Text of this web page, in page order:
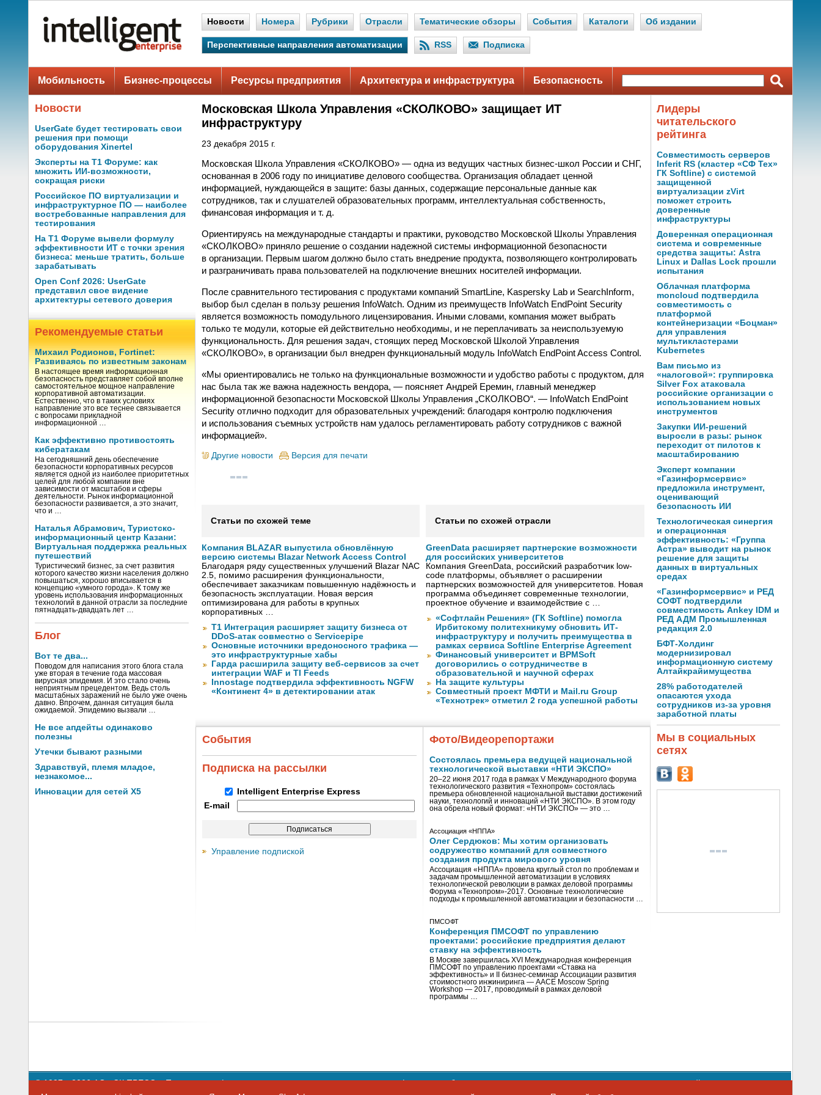
Новости Номера Рубрики Отрасли Тематические обзоры События Каталоги Об издании
Перспективные направления автоматизации RSS Подписка
Мобильность Бизнес-процессы Ресурсы предприятия Архитектура и инфраструктура Безопасность
Новости
UserGate будет тестировать свои
решения при помощи
оборудования Xinertel
Эксперты на Т1 Форуме: как
множить ИИ-возможности,
сокращая риски
Российское ПО виртуализации и
инфраструктурное ПО — наиболее
востребованные направления для
тестирования
На Т1 Форуме вывели формулу
эффективности ИТ с точки зрения
бизнеса: меньше тратить, больше
зарабатывать
Open Conf 2026: UserGate
представил свое видение
архитектуры сетевого доверия
Рекомендуемые статьи
Михаил Родионов, Fortinet:
Развиваясь по известным законам
В настоящее время информационная
безопасность представляет собой вполне
самостоятельное мощное направление
корпоративной автоматизации.
Естественно, что в таких условиях
направление это все теснее связывается
с вопросами прикладной
информационной …
Как эффективно противостоять
кибератакам
На сегодняшний день обеспечение
безопасности корпоративных ресурсов
является одной из наиболее приоритетных
целей для любой компании вне
зависимости от масштабов и сферы
деятельности. Рынок информационной
безопасности развивается, а это значит,
что и …
Наталья Абрамович, Туристско-
информационный центр Казани:
Виртуальная поддержка реальных
путешествий
Туристический бизнес, за счет развития
которого качество жизни населения должно
повышаться, хорошо вписывается в
концепцию «умного города». К тому же
уровень использования информационных
технологий в данной отрасли за последние
пятнадцать-двадцать лет …
Блог
Вот те два...
Поводом для написания этого блога стала
уже вторая в течение года массовая
вирусная эпидемия. И это стало очень
неприятным прецедентом. Ведь столь
масштабных заражений не было уже очень
давно. Впрочем, данная ситуация была
ожидаемой. Эпидемию вызвали …
Не все апдейты одинаково
полезны
Утечки бывают разными
Здравствуй, племя младое,
незнакомое...
Инновации для сетей X5
Московская Школа Управления «СКОЛКОВО» защищает ИТ
инфраструктуру
23 декабря 2015 г.
Московская Школа Управления «СКОЛКОВО» — одна из ведущих частных бизнес-школ России и СНГ,
основанная в 2006 году по инициативе делового сообщества. Организация обладает ценной
информацией, нуждающейся в защите: базы данных, содержащие персональные данные как
сотрудников, так и слушателей образовательных программ, интеллектуальная собственность,
финансовая информация и т. д.
Ориентируясь на международные стандарты и практики, руководство Московской Школы Управления
«СКОЛКОВО» приняло решение о создании надежной системы информационной безопасности
в организации. Первым шагом должно было стать внедрение продукта, позволяющего контролировать
и разграничивать права пользователей на подключение внешних носителей информации.
После сравнительного тестирования с продуктами компаний SmartLine, Kaspersky Lab и SearchInform,
выбор был сделан в пользу решения InfoWatch. Одним из преимуществ InfoWatch EndPoint Security
является возможность помодульного лицензирования. Иными словами, компания может выбрать
только те модули, которые ей действительно необходимы, и не переплачивать за неиспользуемую
функциональность. Для решения задач, стоящих перед Московской Школой Управления
«СКОЛКОВО», в организации был внедрен функциональный модуль InfoWatch EndPoint Access Control.
«Мы ориентировались не только на функциональные возможности и удобство работы с продуктом, для
нас была так же важна надежность вендора, — поясняет Андрей Еремин, главный менеджер
информационной безопасности Московской Школы Управления „СКОЛКОВО“. — InfoWatch EndPoint
Security отлично подходит для образовательных учреждений: благодаря контролю подключения
и использования съемных устройств нам удалось регламентировать работу сотрудников с важной
информацией».
Другие новости Версия для печати
Статьи по схожей теме
Компания BLAZAR выпустила обновлённую
версию системы Blazar Network Access Control
Благодаря ряду существенных улучшений Blazar NAC
2.5, помимо расширения функциональности,
обеспечивает заказчикам повышенную надёжность и
безопасность эксплуатации. Новая версия
оптимизирована для работы в крупных
корпоративных …
Т1 Интеграция расширяет защиту бизнеса от
DDoS-атак совместно с Servicepipe
Основные источники вредоносного трафика —
это инфраструктурные хабы
Гарда расширила защиту веб-сервисов за счет
интеграции WAF и TI Feeds
Innostage подтвердила эффективность NGFW
«Континент 4» в детектировании атак
Статьи по схожей отрасли
GreenData расширяет партнерские возможности
для российских университетов
Компания GreenData, российский разработчик low-
code платформы, объявляет о расширении
партнерских возможностей для университетов. Новая
программа объединяет современные технологии,
проектное обучение и взаимодействие с …
«Софтлайн Решения» (ГК Softline) помогла
Ирбитскому политехникуму обновить ИТ-
инфраструктуру и получить преимущества в
рамках сервиса Softline Enterprise Agreement
Финансовый университет и BPMSoft
договорились о сотрудничестве в
образовательной и научной сферах
На защите культуры
Совместный проект МФТИ и Mail.ru Group
«Технотрек» отметил 2 года успешной работы
События
Подписка на рассылки
Intelligent Enterprise Express
E-mail
Управление подпиской
Фото/Видеорепортажи
Состоялась премьера ведущей национальной
технологической выставки «НТИ ЭКСПО»
20–22 июня 2017 года в рамках V Международного форума
технологического развития «Технопром» состоялась
премьера обновленной национальной выставки достижений
науки, технологий и инноваций «НТИ ЭКСПО». В этом году
она обрела новый формат: «НТИ ЭКСПО» — это …
Ассоциация «НППА»
Олег Сердюков: Мы хотим организовать
содружество компаний для совместного
создания продукта мирового уровня
Ассоциация «НППА» провела круглый стол по проблемам и
задачам промышленной автоматизации в условиях
технологической революции в рамках деловой программы
Форума «Технопром»-2017. Основные технологические
подходы к промышленной автоматизации и безопасности …
ПМСОФТ
Конференция ПМСОФТ по управлению
проектами: российские предприятия делают
ставку на эффективность
В Москве завершилась XVI Международная конференция
ПМСОФТ по управлению проектами «Ставка на
эффективность» и II бизнес-семинар Ассоциации развития
стоимостного инжиниринга — AACE Moscow Spring
Workshop — 2017, проводимый в рамках деловой
программы …
Лидеры
читательского
рейтинга
Совместимость серверов
Inferit RS (кластер «СФ Тех»
ГК Softline) с системой
защищенной
виртуализации zVirt
поможет строить
доверенные
инфраструктуры
Доверенная операционная
система и современные
средства защиты: Astra
Linux и Dallas Lock прошли
испытания
Облачная платформа
moncloud подтвердила
совместимость с
платформой
контейнеризации «Боцман»
для управления
мультикластерами
Kubernetes
Вам письмо из
«налоговой»: группировка
Silver Fox атаковала
российские организации с
использованием новых
инструментов
Закупки ИИ-решений
выросли в разы: рынок
переходит от пилотов к
масштабированию
Эксперт компании
«Газинформсервис»
предложила инструмент,
оценивающий
безопасность ИИ
Технологическая синергия
и операционная
эффективность: «Группа
Астра» выводит на рынок
решение для защиты
данных в виртуальных
средах
«Газинформсервис» и РЕД
СОФТ подтвердили
совместимость Ankey IDM и
РЕД АДМ Промышленная
редакция 2.0
БФТ-Холдинг
модернизировал
информационную систему
Алтайкрайимущества
28% работодателей
опасаются ухода
сотрудников из-за уровня
заработной платы
Мы в социальных
сетях
© 1997—2026 АО «СК ПРЕСС».Политика конфиденциальности персональных данных,информация об авторских правах и порядке использования материалов сайта
109147 г. Москва, ул. Марксистская, 34, строение 10. Телефон: +7 495 974-22-60. Факс: +7 495 974-22-63. E-mail:
siteeditor@iemag.ru